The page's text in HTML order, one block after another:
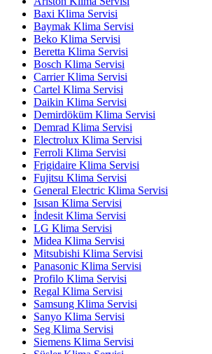
Baxi Klima Servisi
Baymak Klima Servisi
Beko Klima Servisi
Beretta Klima Servisi
Bosch Klima Servisi
Carrier Klima Servisi
Cartel Klima Servisi
Daikin Klima Servisi
Demirdöküm Klima Servisi
Demrad Klima Servisi
Electrolux Klima Servisi
Ferroli Klima Servisi
Frigidaire Klima Servisi
Fujitsu Klima Servisi
General Electric Klima Servisi
Isısan Klima Servisi
İndesit Klima Servisi
LG Klima Servisi
Midea Klima Servisi
Mitsubishi Klima Servisi
Panasonic Klima Servisi
Profilo Klima Servisi
Regal Klima Servisi
Samsung Klima Servisi
Sanyo Klima Servisi
Seg Klima Servisi
Siemens Klima Servisi